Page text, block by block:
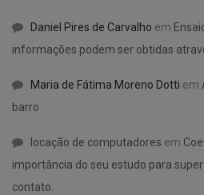
Daniel Pires de Carvalho em
informações podem ser obtidas
Maria de Fátima Moreno Dotti em
barro
locação de computadores em
importância do seu estudo para
contato.